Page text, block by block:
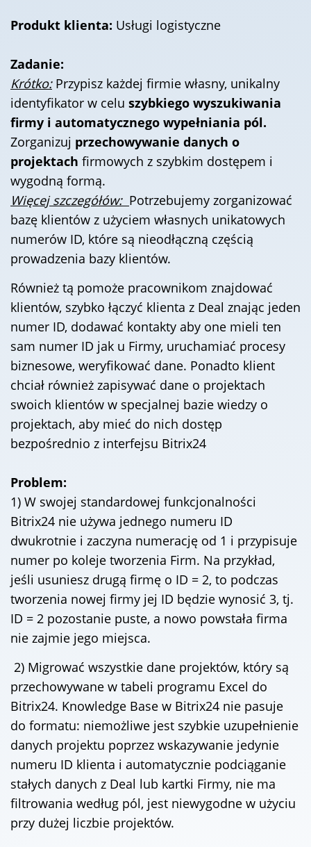
Produkt klienta: Usługi logistyczne
Zadanie:
Krótko:Przypisz każdej firmie własny, unikalny
identyfikator w celu szybkiego wyszukiwania
firmy i automatycznego wypełniania pól.
Zorganizuj przechowywanie danych o
projektach firmowych z szybkim dostępem i
wygodną formą.
Więcej szczegółów: Potrzebujemy zorganizować
bazę klientów z użyciem własnych unikatowych
numerów ID, które są nieodłączną częścią
prowadzenia bazy klientów.
Również tą pomoże pracownikom znajdować
klientów, szybko łączyć klienta z Deal znając jeden
numer ID, dodawać kontakty aby one mieli ten
sam numer ID jak u Firmy, uruchamiać procesy
biznesowe, weryfikować dane. Ponadto klient
chciał również zapisywać dane o projektach
swoich klientów w specjalnej bazie wiedzy o
projektach, aby mieć do nich dostęp
bezpośrednio z interfejsu Bitrix24
Problem:
1) W swojej standardowej funkcjonalności
Bitrix24 nie używa jednego numeru ID
dwukrotnie i zaczyna numerację od 1 i przypisuje
numer po koleje tworzenia Firm. Na przykład,
jeśli usuniesz drugą firmę o ID = 2, to podczas
tworzenia nowej firmy jej ID będzie wynosić 3, tj.
ID = 2 pozostanie puste, a nowo powstała firma
nie zajmie jego miejsca.
2) Migrować wszystkie dane projektów, który są
przechowywane w tabeli programu Excel do
Bitrix24. Knowledge Base w Bitrix24 nie pasuje
do formatu: niemożliwe jest szybkie uzupełnienie
danych projektu poprzez wskazywanie jedynie
numeru ID klienta i automatycznie podciąganie
stałych danych z Deal lub kartki Firmy, nie ma
filtrowania według pól, jest niewygodne w użyciu
przy dużej liczbie projektów.